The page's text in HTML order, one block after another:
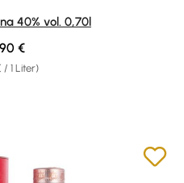
4.75 von 5 Sternen
40% vol. 0,70l
/ 1 Liter)
Preis:
€